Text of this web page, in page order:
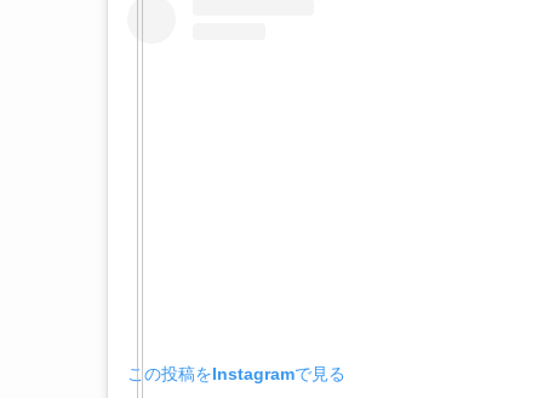
この投稿をInstagramで見る